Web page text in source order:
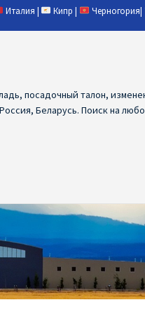
Италия | Кипр | Черногория|
посадочный талон,
Беларусь. Поиск на
Ryanair ГерманияRyanair
Ryanair из Каунаса
RYANAIR ИЗ